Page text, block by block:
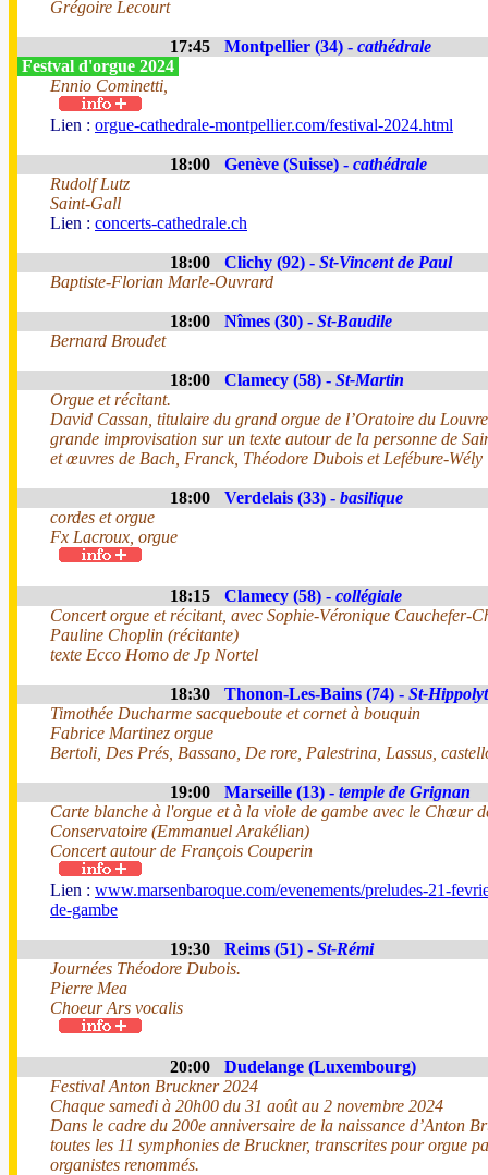
Grégoire Lecourt
17:45 Montpellier (34) - cathédrale
Festval d'orgue 2024
Ennio Cominetti,
Lien : orgue-cathedrale-montpellier.com/festival-2024.html
18:00 Genève (Suisse) - cathédrale
Rudolf Lutz
Saint-Gall
Lien : concerts-cathedrale.ch
18:00 Clichy (92) - St-Vincent de Paul
Baptiste-Florian Marle-Ouvrard
18:00 Nîmes (30) - St-Baudile
Bernard Broudet
18:00 Clamecy (58) - St-Martin
Orgue et récitant.
David Cassan, titulaire du grand orgue de l’Oratoire du
grande improvisation sur un texte autour de la personne de
et œuvres de Bach, Franck, Théodore Dubois et Lefébure-Wély
18:00 Verdelais (33) - basilique
cordes et orgue
Fx Lacroux, orgue
18:15 Clamecy (58) - collégiale
Concert orgue et récitant, avec Sophie-Véronique Cauchefer-
Pauline Choplin (récitante)
texte Ecco Homo de Jp Nortel
18:30 Thonon-Les-Bains (74) - St-
Timothée Ducharme sacqueboute et cornet à bouquin
Fabrice Martinez orgue
Bertoli, Des Prés, Bassano, De rore, Palestrina, Lassus,
19:00 Marseille (13) - temple de Grignan
Carte blanche à l'orgue et à la viole de gambe avec le Chœur
Conservatoire (Emmanuel Arakélian)
Concert autour de François Couperin
Lien : www.marsenbaroque.com/evenements/preludes-21-
de-gambe
19:30 Reims (51) - St-Rémi
Journées Théodore Dubois.
Pierre Mea
Choeur Ars vocalis
20:00
Dudelange (Luxembourg)
Festival Anton Bruckner 2024
Chaque samedi à 20h00 du 31 août au 2 novembre 2024
Dans le cadre du 200e anniversaire de la naissance d’Anton
toutes les 11 symphonies de Bruckner, transcrites pour orgue
organistes renommés.